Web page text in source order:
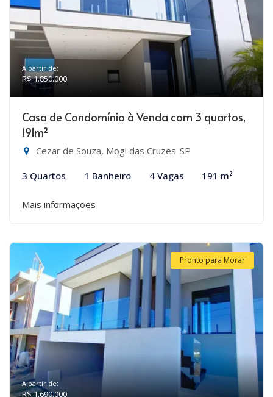
A partir de:
R$ 1.850.000
Casa de Condomínio à Venda com 3 quartos,
191m²
Cezar de Souza, Mogi das Cruzes-SP
3 Quartos 1 Banheiro 4 Vagas 191 m²
Mais informações
Pronto para Morar
A partir de:
R$ 1.690.000